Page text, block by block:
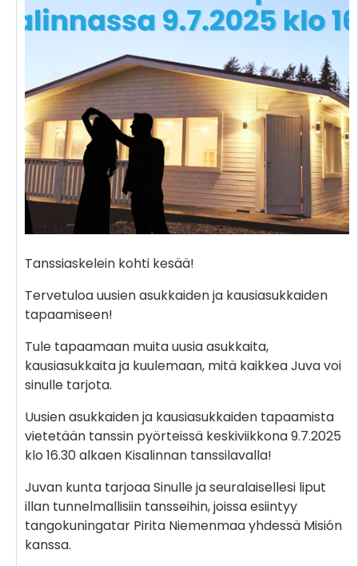
Tanssiaskelein kohti kesää!
Tervetuloauusien asukkaiden ja kausiasukkaiden
tapaamiseen!
Tule tapaamaan muita uusia asukkaita,
kausiasukkaita ja kuulemaan, mitä kaikkeaJuva voi
sinulle tarjota.
Uusien asukkaiden ja kausiasukkaiden tapaamista
vietetään tanssin pyörteissä keskiviikkona 9.7.2025
klo 16.30 alkaen Kisalinnan tanssilavalla!
Juvan kunta tarjoaa Sinulle ja seuralaisellesi liput
illan tunnelmallisiin tansseihin, joissa esiintyy
tangokuningatar Pirita Niemenmaa yhdessä Misión
kanssa.